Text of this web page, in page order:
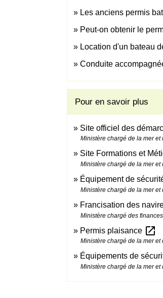
Les anciens permis
Peut-on obtenir le
Location d'un bateau
Conduite
Pour en savoir plus
Site officiel des
Ministère chargé de la mer et
Site Formations et
Ministère chargé de la mer et
Équipement de
Ministère chargé de la mer et
Francisation des
Ministère chargé des finances
Permis plaisance open_in_new
Ministère chargé de la mer et
Équipements de
Ministère chargé de la mer et